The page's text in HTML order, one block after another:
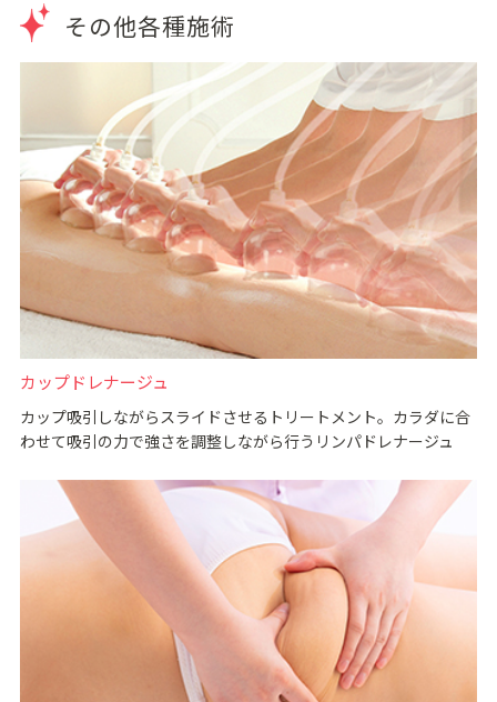
その他各種施術
カップドレナージュ
カップ吸引しながらスライドさせるトリートメント。カラダに合
わせて吸引の力で強さを調整しながら行うリンパドレナージュ